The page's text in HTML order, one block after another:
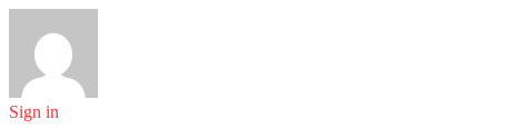
Sign in